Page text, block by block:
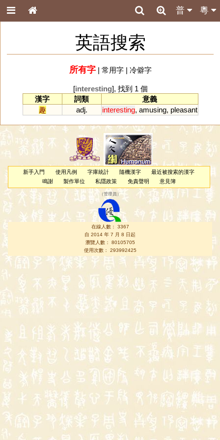
粵
普
英語搜索
所有字| 常用字| 冷僻字
[interesting], 找到 1 個
漢字
詞類
意義
趣
adj. interesting, amusing, pleasant
新手入門 使用凡例 字庫統計 隨機漢字
最近被搜索的漢字
鳴謝
製作單位 私隱政策 免責聲明 意見簿
（管理員 ）
在線人數： 3367
自 2014 年 7 月 8 日起
瀏覽人數： 80105705
使用次數： 293992425